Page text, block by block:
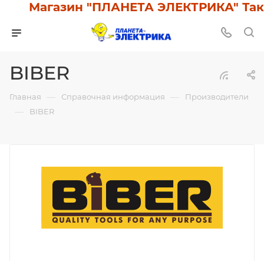
Магазин "ПЛАНЕТА ЭЛЕКТРИКА"
BIBER
Главная — Справочная информация — Производители
— BIBER